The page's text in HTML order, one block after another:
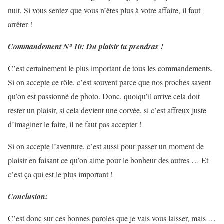
nuit. Si vous sentez que vous n’êtes plus à votre affaire, il faut
arrêter !
Commandement Nº 10: Du plaisir tu prendras !
C’est certainement le plus important de tous les commandements.
Si on accepte ce rôle, c’est souvent parce que nos proches savent
qu’on est passionné de photo. Donc, quoiqu’il arrive cela doit
rester un plaisir, si cela devient une corvée, si c’est affreux juste
d’imaginer le faire, il ne faut pas accepter !
Si on accepte l’aventure, c’est aussi pour passer un moment de
plaisir en faisant ce qu’on aime pour le bonheur des autres … Et
c’est ça qui est le plus important !
Conclusion:
C’est donc sur ces bonnes paroles que je vais vous laisser, mais …